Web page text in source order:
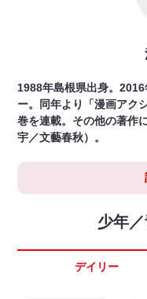
1988年島根県出身。
ー。同年より「漫画アク
巻を連載。その他の著作
宇／文藝春秋）。
少年
デイリー